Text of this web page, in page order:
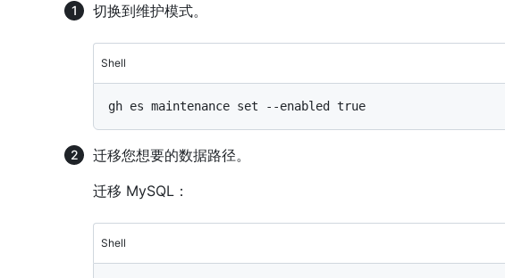
切换到维护模式。
Shell
迁移您想要的数据路径。
迁移 MySQL：
Shell